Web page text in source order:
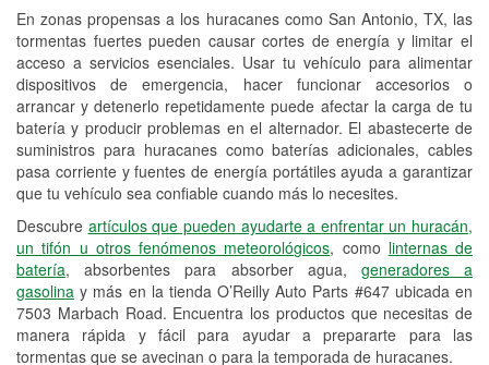
En zonas propensas a los huracanes como San Antonio, TX, las
tormentas fuertes pueden causar cortes de energía y limitar el
acceso a servicios esenciales. Usar tu vehículo para alimentar
dispositivos de emergencia, hacer funcionar accesorios o
arrancar y detenerlo repetidamente puede afectar la carga de tu
batería y producir problemas en el alternador. El abastecerte de
suministros para huracanes como baterías adicionales, cables
pasa corriente y fuentes de energía portátiles ayuda a garantizar
que tu vehículo sea confiable cuando más lo necesites.
Descubre artículos que pueden ayudarte a enfrentar un huracán,
un tifón u otros fenómenos meteorológicos, como linternas de
batería, absorbentes para absorber agua, generadores a
gasolina y más en la tienda O’Reilly Auto Parts #647 ubicada en
7503 Marbach Road. Encuentra los productos que necesitas de
manera rápida y fácil para ayudar a prepararte para las
tormentas que se avecinan o para la temporada de huracanes.
freno
Hurricane Supplies
Tornado Supplies
Conoce más